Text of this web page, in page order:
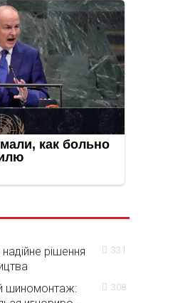
рішення
331
шиномонтаж:
308